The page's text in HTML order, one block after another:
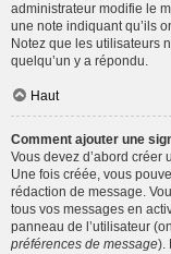
administrateur modifie le
une note indiquant qu’ils
Notez que les utilisateurs
quelqu’un y a répondu.
Haut
Comment ajouter une
Vous devez d’abord créer
Une fois créée, vous
rédaction de message.
tous vos messages en
panneau de l’utilisateur
préférences de message).